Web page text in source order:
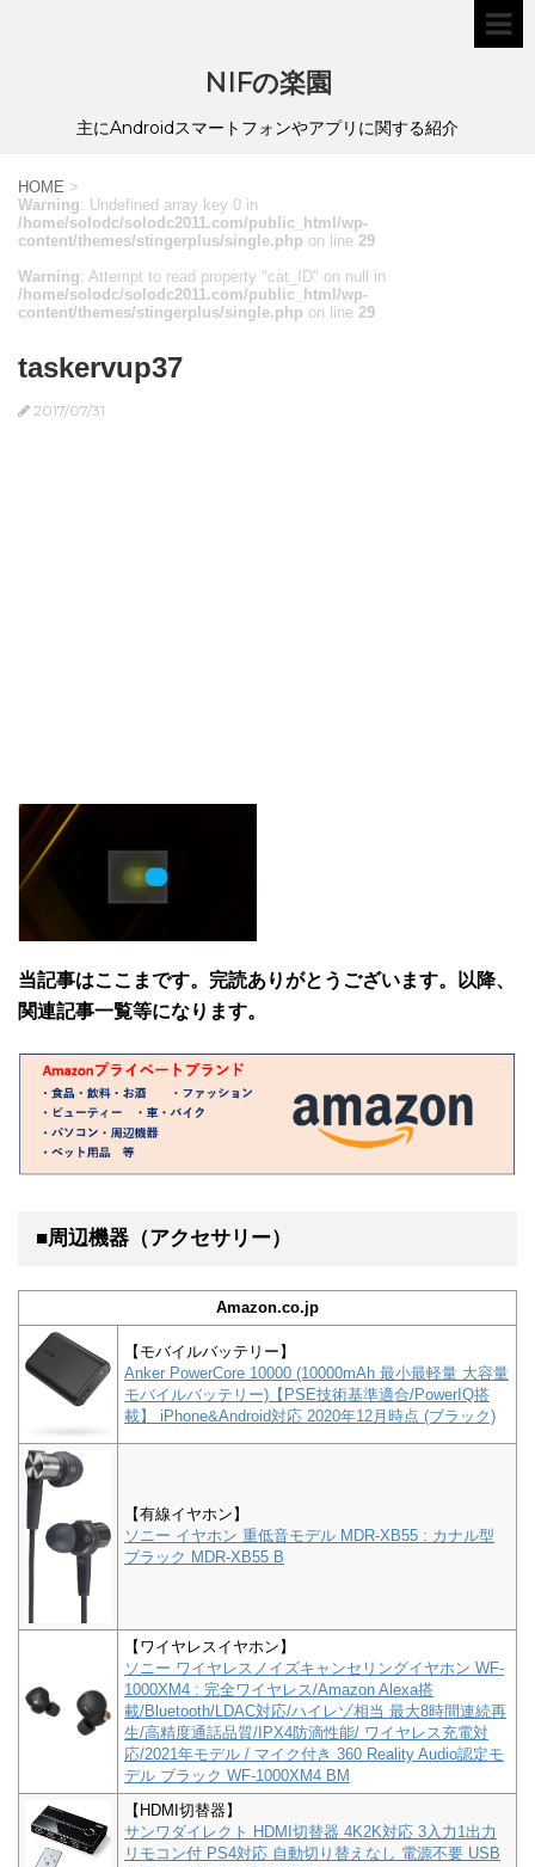
NIFの楽園
主にAndroidスマートフォンやアプリに関する紹介
HOME >
Warning: Undefined array key 0 in
/home/solodc/solodc2011.com/public_html/wp-
content/themes/stingerplus/single.php on line 29
Warning: Attempt to read property "cat_ID" on null in
/home/solodc/solodc2011.com/public_html/wp-
content/themes/stingerplus/single.php on line 29
taskervup37
2017/07/31
当記事はここまです。完読ありがとうございます。以降、
関連記事一覧等になります。
■周辺機器（アクセサリー）
Amazon.co.jp
【モバイルバッテリー】
Anker PowerCore 10000 (10000mAh 最小最軽量 大容量
モバイルバッテリー)【PSE技術基準適合/PowerIQ搭
載】 iPhone&Android対応 2020年12月時点 (ブラック)
【有線イヤホン】
ソニー イヤホン 重低音モデル MDR-XB55 : カナル型
ブラック MDR-XB55 B
【ワイヤレスイヤホン】
ソニー ワイヤレスノイズキャンセリングイヤホン WF-
1000XM4 : 完全ワイヤレス/Amazon Alexa搭
載/Bluetooth/LDAC対応/ハイレゾ相当 最大8時間連続再
生/高精度通話品質/IPX4防滴性能/ ワイヤレス充電対
応/2021年モデル / マイク付き 360 Reality Audio認定モ
デル ブラック WF-1000XM4 BM
【HDMI切替器】
サンワダイレクト HDMI切替器 4K2K対応 3入力1出力
リモコン付 PS4対応 自動切り替えなし 電源不要 USB